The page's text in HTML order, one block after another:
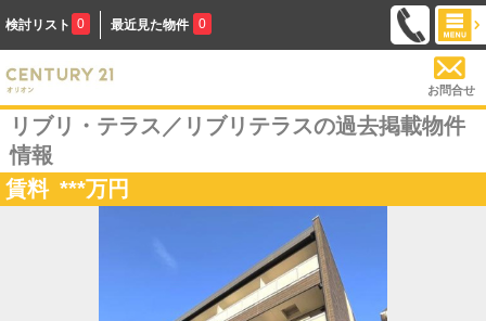
検討リスト 0 最近見た物件 0
お問合せ
リブリ・テラス／リブリテラスの過去掲載物件
情報
賃料 ***万円